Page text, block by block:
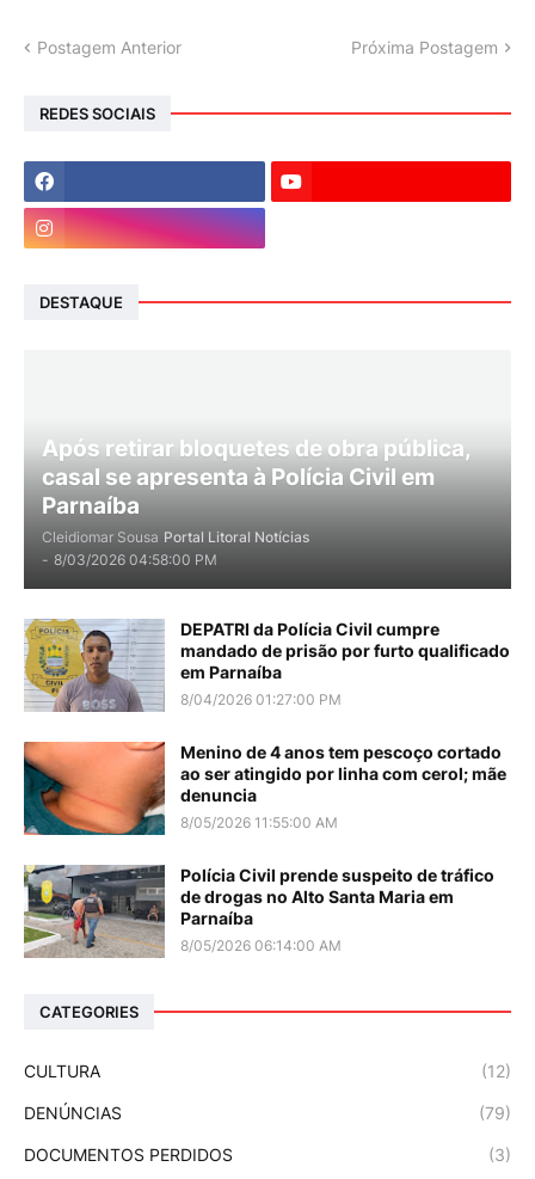
Postagem Anterior Próxima Postagem
REDES SOCIAIS
DESTAQUE
Após retirar bloquetes de obra pública,
casal se apresenta à Polícia Civil em
Parnaíba
Cleidiomar Sousa Portal Litoral Notícias
- 8/03/2026 04:58:00 PM
DEPATRI da Polícia Civil cumpre
mandado de prisão por furto qualificado
em Parnaíba
8/04/2026 01:27:00 PM
Menino de 4 anos tem pescoço cortado
ao ser atingido por linha com cerol; mãe
denuncia
8/05/2026 11:55:00 AM
Polícia Civil prende suspeito de tráfico
de drogas no Alto Santa Maria em
Parnaíba
8/05/2026 06:14:00 AM
CATEGORIES
CULTURA (12)
DENÚNCIAS (79)
DOCUMENTOS PERDIDOS (3)